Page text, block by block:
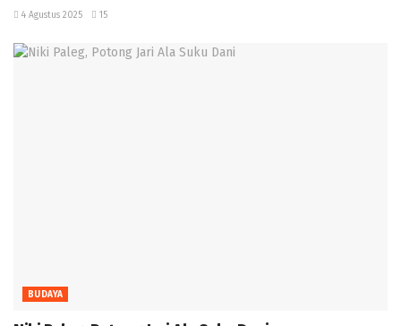
4 Agustus 2025 15
BUDAYA